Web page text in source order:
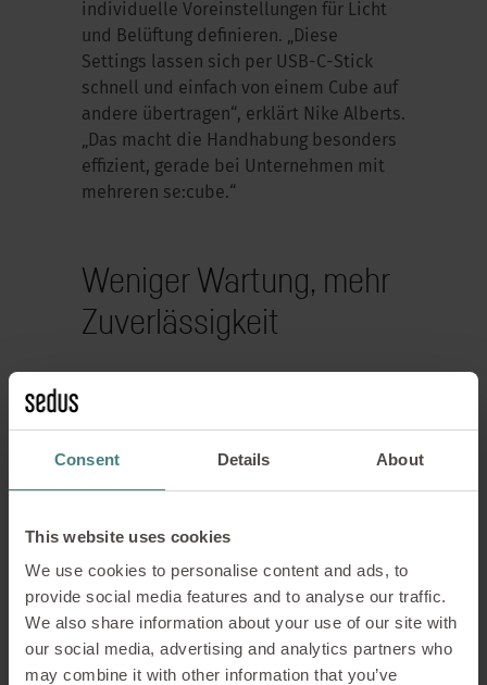
Consent Details About
This website uses cookies
We use cookies to personalise content and ads, to
provide social media features and to analyse our traffic.
We also share information about your use of our site with
our social media, advertising and analytics partners who
may combine it with other information that you’ve
individuelle Voreinstellungen für Licht
und Belüftung definieren. „Diese
Settings lassen sich per USB-C-Stick
schnell und einfach von einem Cube auf
andere übertragen“, erklärt Nike Alberts.
„Das macht die Handhabung besonders
effizient, gerade bei Unternehmen mit
mehreren se:cube.“
Weniger Wartung, mehr
Zuverlässigkeit
den Energieverbrauch. „Wir kommen
ohne Batterien aus – das bedeutet kein
Nike Alberts.
Ein weiterer Vorteil: Das Touchdisplay
lässt sich unkompliziert in bestehende
se:cube Modelle integrieren. Das
Nachrüstset ist für se:cube der 2.